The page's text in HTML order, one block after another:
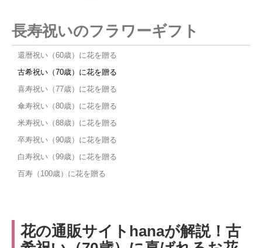
長寿祝いのフラワーギフト
還暦祝い（60歳）に花を贈る
古希祝い（70歳）に花を贈る
喜寿祝い（77歳）に花を贈る
傘寿祝い（80歳）に花を贈る
米寿祝い（88歳）に花を贈る
卒寿祝い（90歳）に花を贈る
白寿祝い（99歳）に花を贈る
百寿（100歳）に花を贈る
花の通販サイトhanaが解説！古